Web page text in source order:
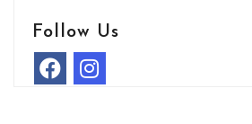
Follow Us